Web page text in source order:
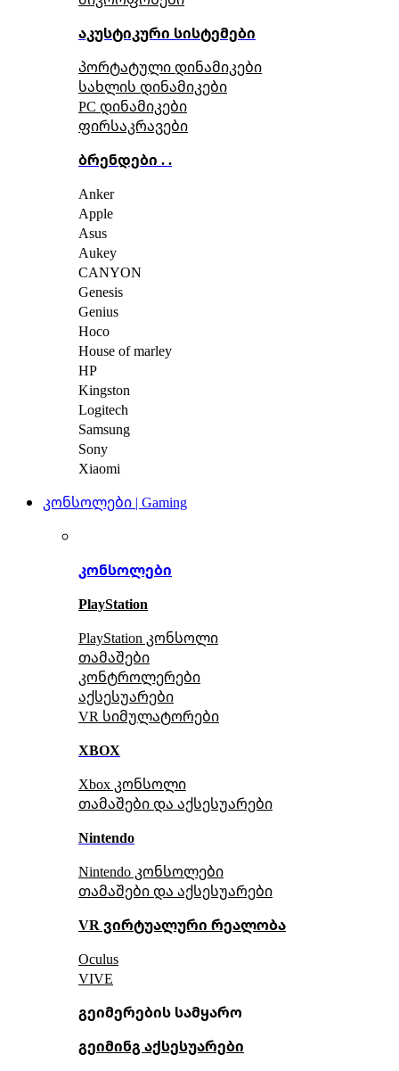
აკუსტიკური სისტემები
პორტატული დინამიკები
სახლის დინამიკები
PC დინამიკები
ფირსაკრავები
ბრენდები . .
Anker
Apple
Asus
Aukey
CANYON
Genesis
Genius
Hoco
House of marley
HP
Kingston
Logitech
Samsung
Sony
Xiaomi
კონსოლები | Gaming
კონსოლები
PlayStation
PlayStation კონსოლი
თამაშები
კონტროლერები
აქსესუარები
VR სიმულატორები
XBOX
Xbox კონსოლი
თამაშები და აქსესუარები
Nintendo
Nintendo კონსოლები
თამაშები და აქსესუარები
VR ვირტუალური რეალობა
Oculus
VIVE
გეიმერების სამყარო
გეიმინგ აქსესუარები